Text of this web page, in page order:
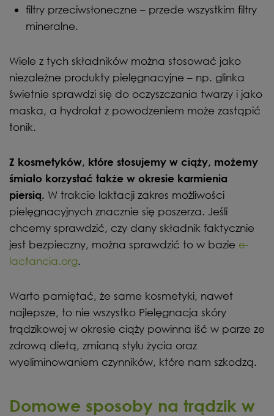
filtry przeciwsłoneczne – przede wszystkim filtry
mineralne.
Wiele z tych składników można stosować jako
niezależne produkty pielęgnacyjne – np. glinka
świetnie sprawdzi się do oczyszczania twarzy i jako
maska, a hydrolat z powodzeniem może zastąpić
tonik.
Z kosmetyków, które stosujemy w ciąży, możemy
śmiało korzystać także w okresie karmienia
piersią.
W trakcie laktacji zakres możliwości
pielęgnacyjnych znacznie się poszerza. Jeśli
chcemy sprawdzić, czy dany składnik faktycznie
jest bezpieczny, można sprawdzić to w bazie e-
lactancia.org.
Warto pamiętać, że same kosmetyki, nawet
najlepsze, to nie wszystko Pielęgnacja skóry
trądzikowej w okresie ciąży powinna iść w parze ze
zdrową dietą, zmianą stylu życia oraz
wyeliminowaniem czynników, które nam szkodzą.
Domowe sposoby na trądzik w